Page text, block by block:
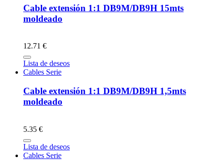
Cable extensión 1:1 DB9M/DB9H 15mts
moldeado
12.71 €
Lista de deseos
Cables Serie
Cable extensión 1:1 DB9M/DB9H 1,5mts
moldeado
5.35 €
Lista de deseos
Cables Serie